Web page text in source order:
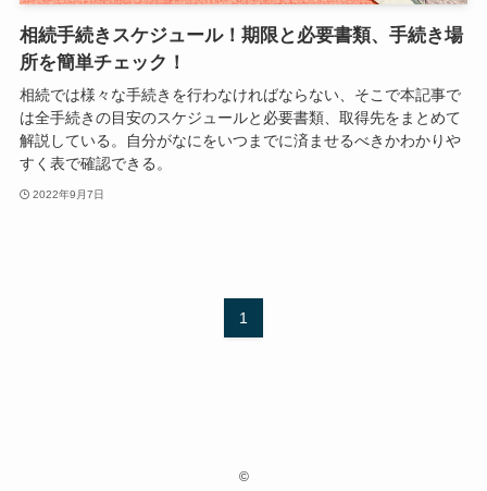
相続手続きスケジュール！期限と必要書類、手続き場
所を簡単チェック！
相続では様々な手続きを行わなければならない、そこで本記事で
は全手続きの目安のスケジュールと必要書類、取得先をまとめて
解説している。自分がなにをいつまでに済ませるべきかわかりや
すく表で確認できる。
2022年9月7日
1
©